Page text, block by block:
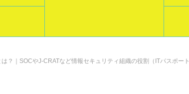
⭐️⭐️ ITパスポート参考書Amazonベストセラー１位を獲得 好評キャンペーン中⭐️⭐️
？｜SOCやJ‑CRATなど情報セキュリティ組織の役割（ITパスポート・テクノロジ系）